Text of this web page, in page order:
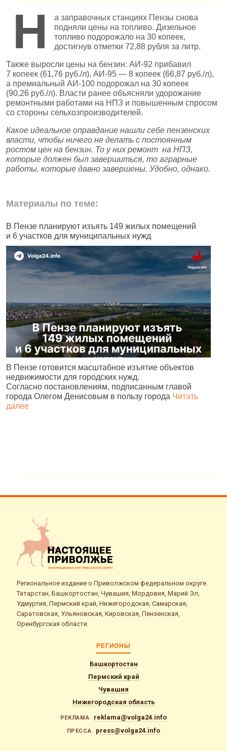
Н
а заправочных станциях Пензы снова
подняли цены на топливо. Дизельное
топливо подорожало на 30 копеек,
достигнув отметки 72,88 рубля за литр.
Также выросли цены на бензин: АИ‑92 прибавил
7 копеек (61,76 руб./л), АИ‑95 — 8 копеек (66,87 руб./л),
а премиальный АИ‑100 подорожал на 30 копеек
(90,26 руб./л). Власти ранее объясняли удорожание
ремонтными работами на НПЗ и повышенным спросом
со стороны сельхозпроизводителей.
Какое идеальное оправдание нашли себе пензенских
власти, чтобы ничего не делать с постоянным
ростом цен на бензин. То у них ремонт на НПЗ,
которые должен был завершиться, то аграрные
работы, которые давно завершены. Удобно, однако.
Материалы по теме:
В Пензе планируют изъять 149 жилых помещений
и 6 участков для муниципальных нужд
В Пензе готовится масштабное изъятие объектов
недвижимости для городских нужд.
Согласно постановлениям, подписанным главой
города Олегом Денисовым в пользу города Читать
далее
Региональное издание о Приволжском федеральном округе.
Татарстан, Башкортостан, Чувашия, Мордовия, Марий Эл,
Удмуртия, Пермский край, Нижегородская, Самарская,
Саратовская, Ульяновская, Кировская, Пензенская,
Оренбургская области.
РЕГИОНЫ
Башкортостан
Пермский край
Чувашия
Нижегородская область
РЕКЛАМА reklama@volga24.info
ПРЕССА press@volga24.info